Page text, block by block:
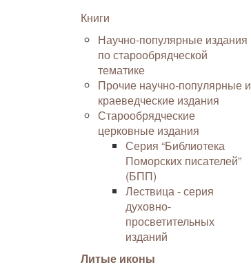
Книги
Научно-популярные издания
по старообрядческой
тематике
Прочие научно-популярные и
краеведческие издания
Старообрядческие
церковные издания
Серия “Библиотека
Поморских писателей”
(БПП)
Лествица - серия
духовно-
просветительных
изданий
Литые иконы